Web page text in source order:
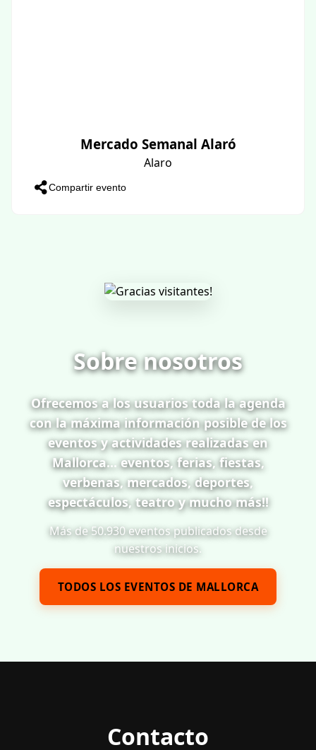
Mercado Semanal Alaró
Alaro
Compartir evento
Sobre nosotros
Ofrecemos a los usuarios toda la agenda
con la máxima información posible de los
eventos y actividades realizadas en
Mallorca... eventos, ferias, fiestas,
verbenas, mercados, deportes,
espectáculos, teatro y mucho más!!
Más de 50.930 eventos publicados desde
nuestros inicios.
TODOS LOS EVENTOS DE MALLORCA
Contacto